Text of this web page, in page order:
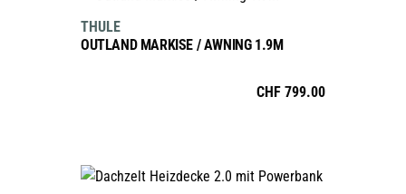
OUTLAND MARKISE / AWNING 1.9M
CHF 799.00
THULE
IN DEN WARENKORB